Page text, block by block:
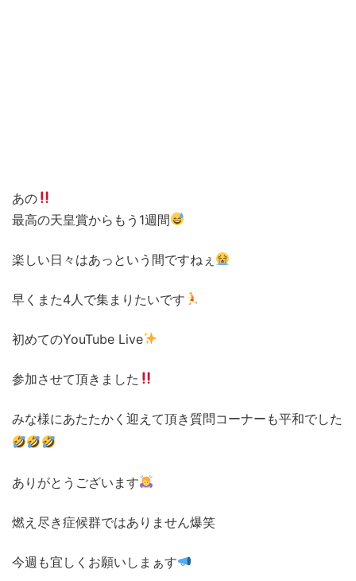
あの
最高の天皇賞からもう1週間
楽しい日々はあっという間ですねぇ
早くまた4人で集まりたいです
初めてのYouTube Live
参加させて頂きました
みな様にあたたかく迎えて頂き質問コーナーも平和でした
ありがとうございます
燃え尽き症候群ではありません爆笑
今週も宜しくお願いしまぁす